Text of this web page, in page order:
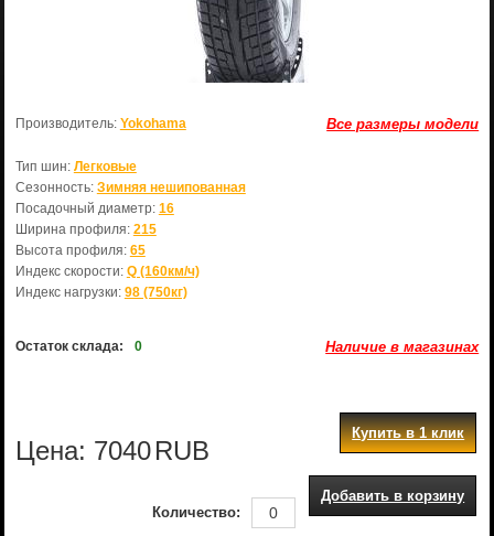
Все размеры модели
Производитель: Yokohama
Тип шин: Легковые
Сезонность: Зимняя нешипованная
Посадочный диаметр: 16
Ширина профиля: 215
Высота профиля: 65
Индекс скорости: Q (160км/ч)
Индекс нагрузки: 98 (750кг)
Остаток склада: 0 Наличие в магазинах
Цена: 7040RUB
Купить в 1 клик
Добавить в корзину
Количество: